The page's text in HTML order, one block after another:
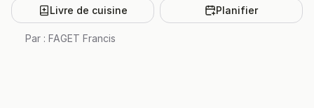
Livre de cuisine Planifier
Par : FAGET Francis